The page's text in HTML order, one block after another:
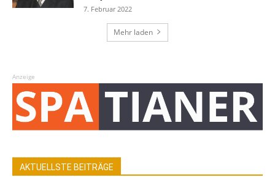
7. Februar 2022
Mehr laden
Anzeige
AKTUELLSTE BEITRÄGE